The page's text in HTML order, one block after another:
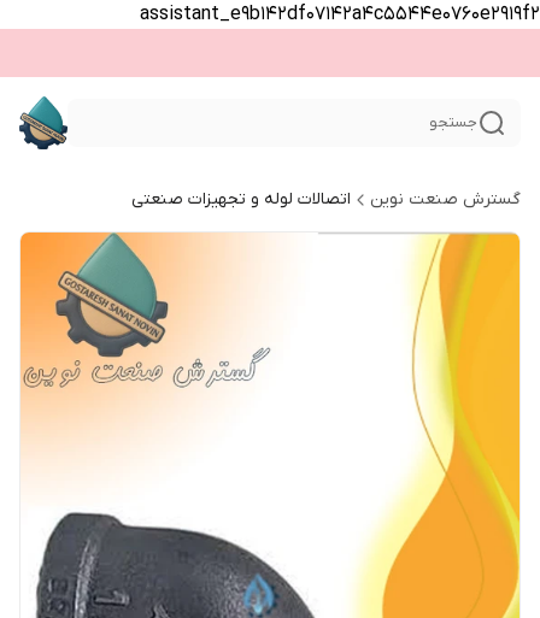
assistant_e9b142df07142a4c5544e0760e2919f2
جستجو
گسترش صنعت نوین اتصالات لوله و تجهیزات صنعتی